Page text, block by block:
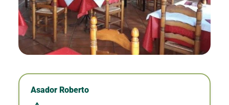
Asador Roberto